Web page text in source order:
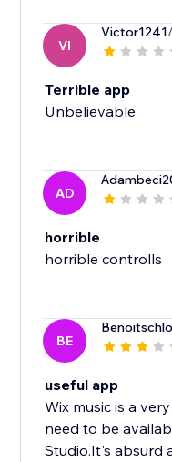
VI
Victor1241
Terrible app
Unbelievable
AD
horrible
horrible controlls
BE
useful app
Wix music is a
need to be
Studio.It's absurd